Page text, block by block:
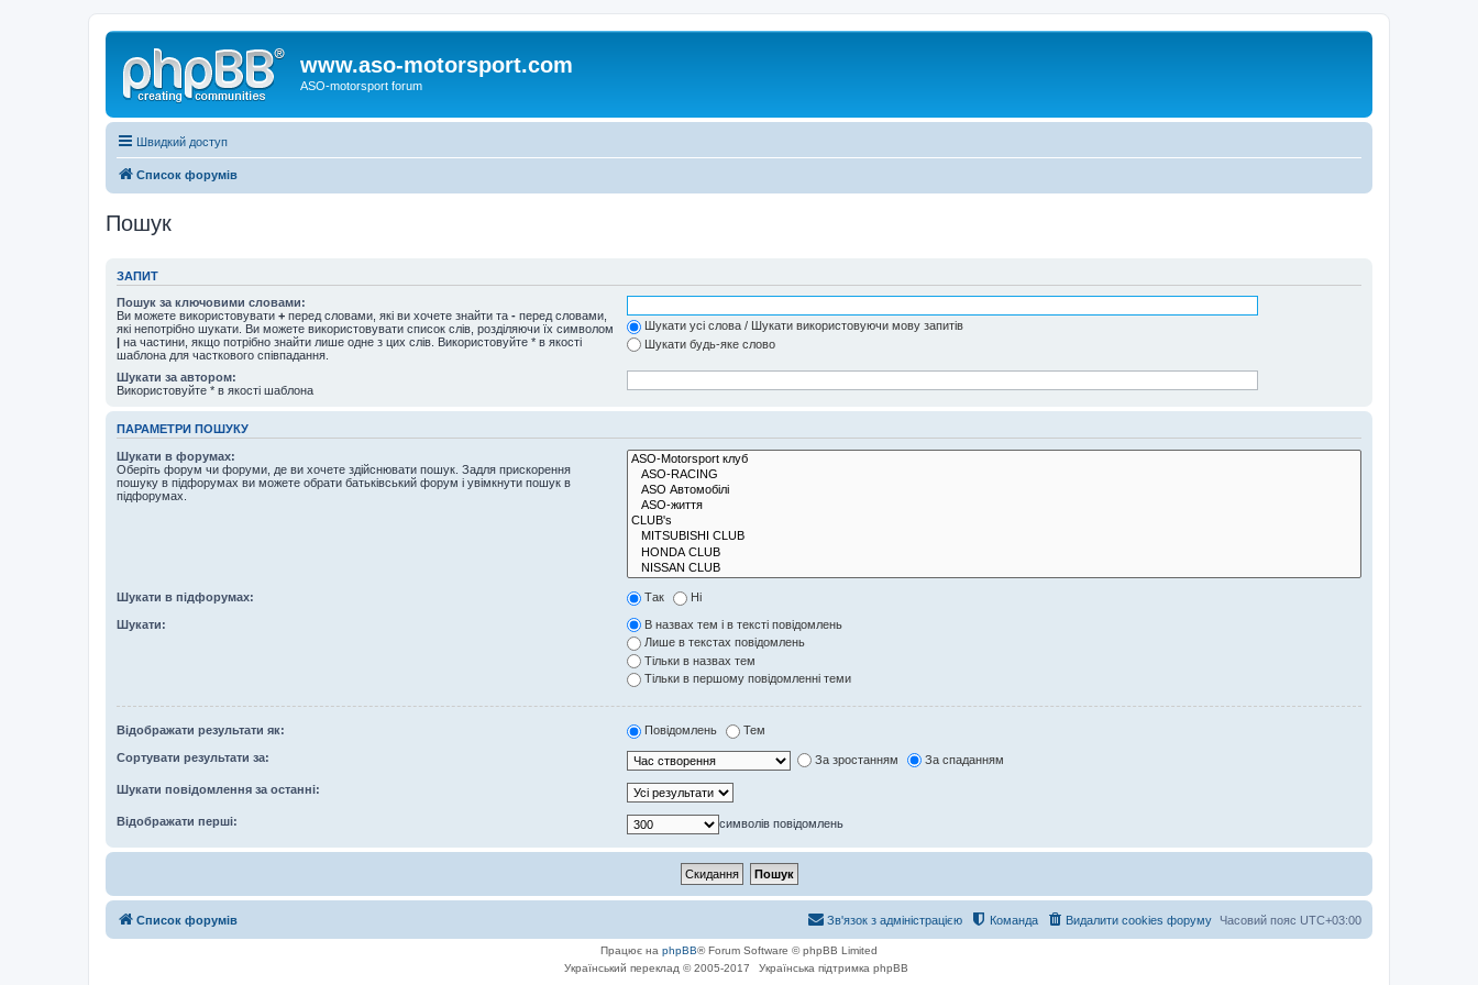
www.aso-motorsport.com
ASO-motorsport forum
Швидкий доступ
Список форумів
Пошук
ЗАПИТ
Пошук за ключовими словами:
Ви можете використовувати + перед словами, які ви хочете знайти та - перед словами,
які непотрібно шукати. Ви можете використовувати список слів, розділяючи їх символом
| на частини, якщо потрібно знайти лише одне з цих слів. Використовуйте * в якості
шаблона для часткового співпадання.
Шукати усі слова / Шукати використовуючи мову запитів
Шукати будь-яке слово
Шукати за автором:
Використовуйте * в якості шаблона
ПАРАМЕТРИ ПОШУКУ
Шукати в форумах:
Оберіть форум чи форуми, де ви хочете здійснювати пошук. Задля прискорення
пошуку в підфорумах ви можете обрати батьківський форум і увімкнути пошук в
підфорумах.
Шукати в підфорумах: Так Ні
Шукати:
В назвах тем і в тексті повідомлень
Лише в текстах повідомлень
Тільки в назвах тем
Тільки в першому повідомленні теми
Відображати результати як: Повідомлень Тем
Сортувати результати за: За зростанням За спаданням
Шукати повідомлення за останні:
Відображати перші: символів повідомлень
Список форумів Часовий пояс UTC+03:00
Видалити cookies форуму
Команда
Зв'язок з адміністрацією
Працює на phpBB® Forum Software © phpBB Limited
Український переклад © 2005-2017
Українська підтримка phpBB